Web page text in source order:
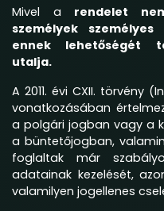
Mivel a rendelet
személyek
ennek lehetőségét
utalja.
A 2011. évi CXII. törvény
vonatkozásában
a polgári jogban vagy a
a büntetőjogban,
foglaltak már
adatainak kezelését,
valamilyen jogellenes